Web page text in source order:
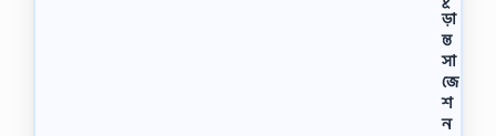
ড়া
ন্ত
সা
জে
শ
ন